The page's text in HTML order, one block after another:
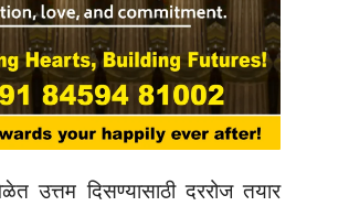
उत्तम दिसण्यासाठी दररोज तयार